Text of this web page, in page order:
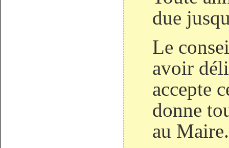
due
Le
avoir
accepte
donne
au Maire.